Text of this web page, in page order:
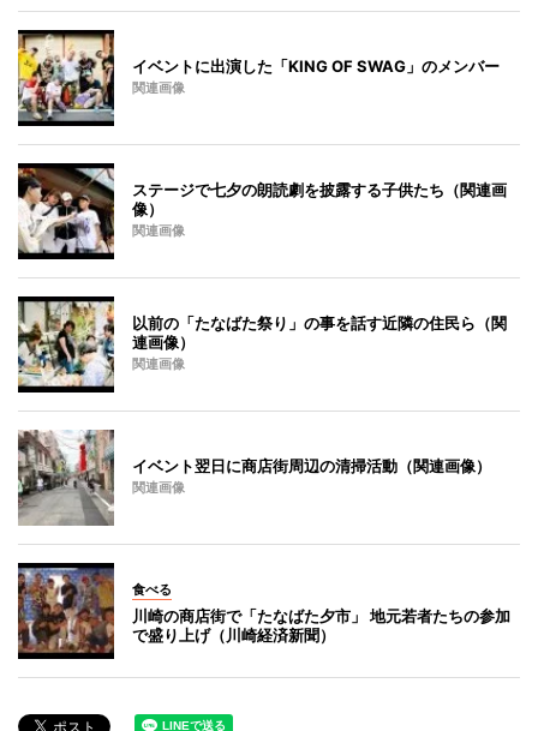
イベントに出演した「KING OF SWAG」のメンバー
関連画像
ステージで七夕の朗読劇を披露する子供たち（関連画
像）
関連画像
以前の「たなばた祭り」の事を話す近隣の住民ら（関
連画像）
関連画像
イベント翌日に商店街周辺の清掃活動（関連画像）
関連画像
食べる
川崎の商店街で「たなばた夕市」 地元若者たちの参加
で盛り上げ（川崎経済新聞）